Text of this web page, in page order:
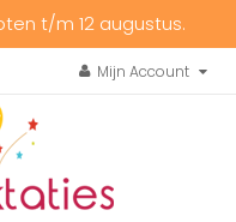
t/m 12 augustus.
Mijn Account